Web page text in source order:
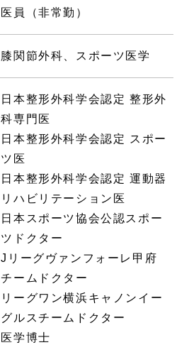
医員（非常勤）
膝関節外科、スポーツ医学
日本整形外科学会認定 整形外
科専門医
日本整形外科学会認定 スポー
ツ医
日本整形外科学会認定 運動器
リハビリテーション医
日本スポーツ協会公認スポー
ツドクター
Jリーグヴァンフォーレ甲府
チームドクター
リーグワン横浜キャノンイー
グルスチームドクター
医学博士